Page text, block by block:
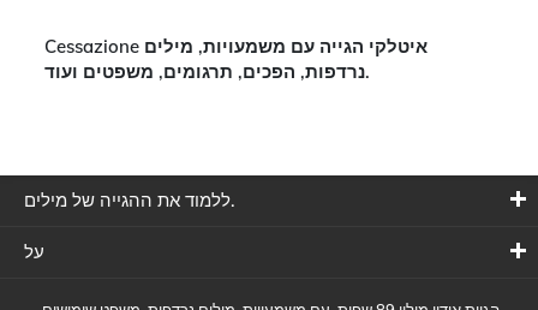
Cessazione איטלקי הגייה עם משמעויות, מילים
נרדפות, הפכים, תרגומים, משפטים ועוד.
ללמוד את ההגייה של מילים.
על